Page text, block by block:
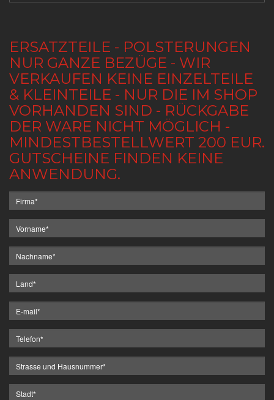
ERSATZTEILE - POLSTERUNGEN
NUR GANZE BEZÜGE - WIR
VERKAUFEN KEINE EINZELTEILE
& KLEINTEILE - NUR DIE IM SHOP
VORHANDEN SIND - RÜCKGABE
DER WARE NICHT MÖGLICH -
MINDESTBESTELLWERT 200 EUR.
GUTSCHEINE FINDEN KEINE
ANWENDUNG.